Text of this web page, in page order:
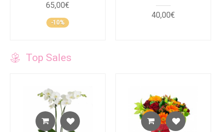
65,00€
-10%
40,00€
Top Sales